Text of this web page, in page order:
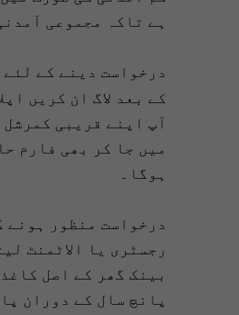
ہے تاکہ مجموعی
درخواست دینے کے
کے بعد لاگ ان کریں
آپ اپنے قریبی
میں جا کر بھی فارم
ہوگا۔
درخواست منظور ہونے
رجسٹری یا الاٹمنٹ
بینک گھر کے اصل
پانچ سال کے دوران